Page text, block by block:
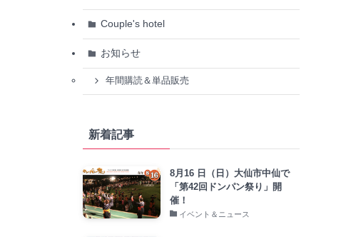
Couple's hotel
お知らせ
年間購読＆単品販売
新着記事
8月16 日（日）大仙市中仙で
「第42回ドンパン祭り」開
催！
イベント＆ニュース